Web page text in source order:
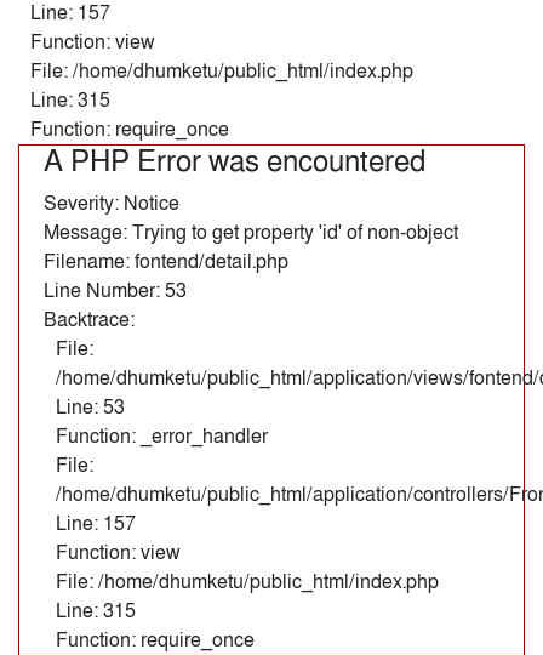
Line: 157
Function: view
File: /home/dhumketu/public_html/index.php
Line: 315
Function: require_once
A PHP Error was encountered
Severity: Notice
Message: Trying to get property 'id' of non-object
Filename: fontend/detail.php
Line Number: 53
Backtrace:
File:
/home/dhumketu/public_html/application/views/
Line: 53
Function: _error_handler
File:
/home/dhumketu/public_html/application/controllers/
Line: 157
Function: view
File: /home/dhumketu/public_html/index.php
Line: 315
Function: require_once